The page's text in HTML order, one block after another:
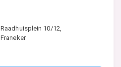
Raadhuisplein 10/12,
Franeker